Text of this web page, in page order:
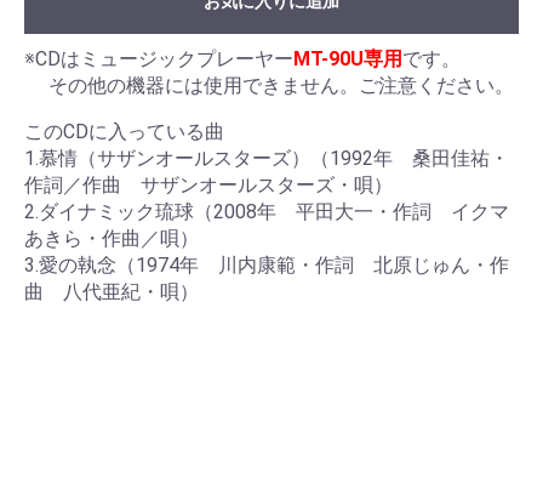
※CDはミュージックプレーヤーMT-90U専用 です。
その他の機器には使用できません。ご注意ください。
このCDに入っている曲
1.慕情（サザンオールスターズ）（1992年 桑田佳祐・
作詞／作曲 サザンオールスターズ・唄）
2.ダイナミック琉球（2008年 平田大一・作詞 イクマ
あきら・作曲／唄）
3.愛の執念（1974年 川内康範・作詞 北原じゅん・作
曲 八代亜紀・唄）